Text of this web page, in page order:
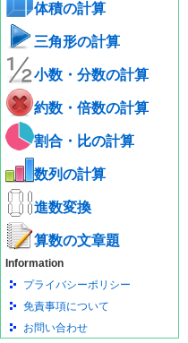
体積の計算
三角形の計算
小数・分数の計算
約数・倍数の計算
割合・比の計算
数列の計算
進数変換
算数の文章題
Information
プライバシーポリシー
免責事項について
お問い合わせ